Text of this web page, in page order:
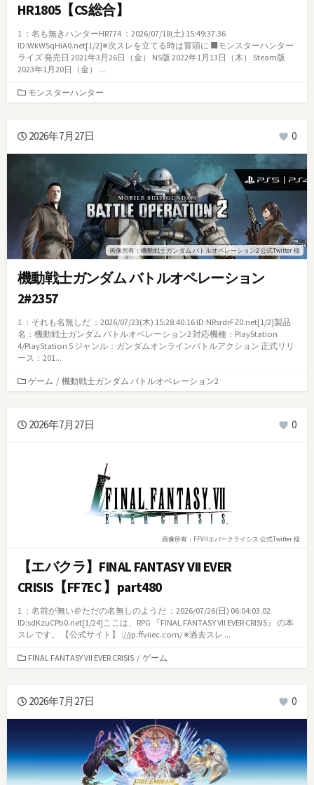
HR1805【CS総合】
1 ：名も無きハンターHR774 ：2026/07/18(土) 15:49:37.36
ID:WkWSqHiA0.net[1/2]※次スレを立てる時は冒頭に ■モンスターハンター
ライズ 発売日 2021年3月26日（金） NS版 2022年1月13日（木） Steam版
2023年1月20日（金） ...
カ
テ
リ
モンスターハンター
2026年7月27日 0
画像所有：機動戦士ガンダム バトルオペレーション2 公式Twitter 様
機動戦士ガンダム バトルオペレーション
2#2357
1 ：それも名無しだ ：2026/07/23(木) 15:28:40.16 ID:NRsrdrFZ0.net[1/2]製品
名：機動戦士ガンダム バトルオペレーション2 対応機種：PlayStation
4/PlayStation 5 ジャンル：ガンダムオンラインバトルアクション 正式リリ
ース：201...
カ
テ
リ
ゲーム / 機動戦士ガンダム バトルオペレーション2
2026年7月27日 0
画像所有：FFVIIエバークライシス 公式Twitter 様
【エバクラ】FINAL FANTASY VII EVER
CRISIS【FF7EC 】part480
1 ：名前が無い＠ただの名無しのようだ ：2026/07/26(日) 06:04:03.02
ID:sdKzuCPb0.net[1/24]ここは、RPG 『FINAL FANTASY VII EVER CRISIS』 の本
スレです。 【公式サイト】 ://jp.ffviiec.com/ ※過去スレ ...
カ
テ
リ
FINAL FANTASY VII EVER CRISIS / ゲーム
2026年7月27日 0